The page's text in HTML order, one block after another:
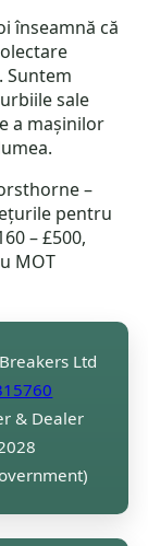
înseamnă că
Suntem
sale
a mașinilor
–
pentru
– £500,
MOT
Ltd
& Dealer